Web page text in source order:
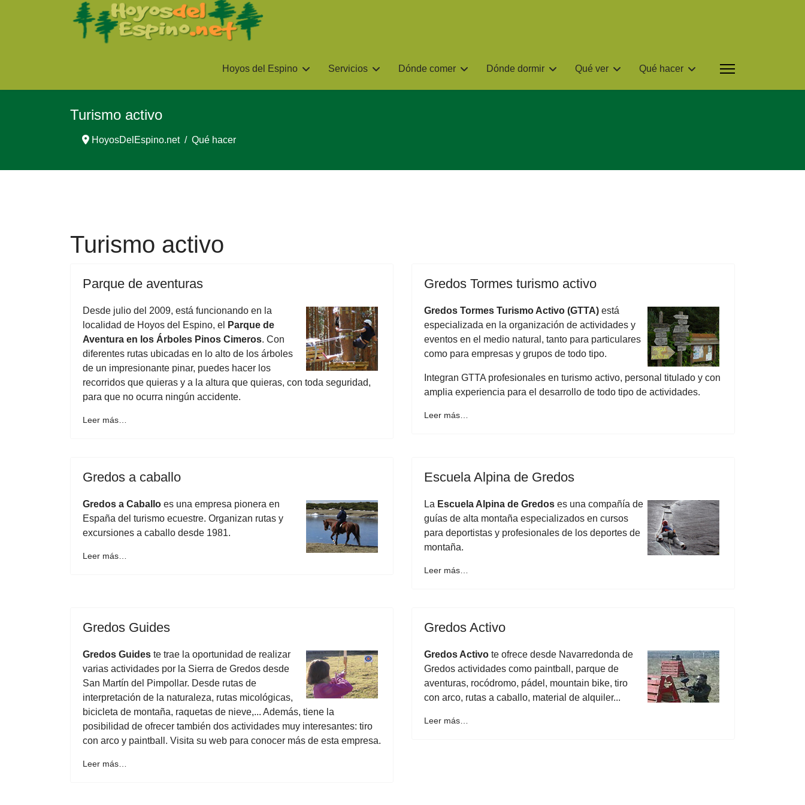
Hoyos del Espino Servicios Dónde comer Dónde dormir Qué ver Qué hacer
Turismo activo
HoyosDelEspino.net Qué hacer
Turismo activo
Parque de aventuras
Desde julio del 2009, está funcionando en la
localidad de Hoyos del Espino, el
Parque de
Aventura en los Árboles Pinos Cimeros. Con
diferentes rutas ubicadas en lo alto de los árboles
de un impresionante pinar, puedes hacer los
recorridos que quieras y a la altura que quieras, con toda seguridad,
para que no ocurra ningún accidente.
Leer más…
Gredos Tormes turismo activo
Gredos Tormes Turismo Activo (GTTA) está
especializada en la organización de actividades y
eventos en el medio natural, tanto para particulares
como para empresas y grupos de todo tipo.
Integran GTTA profesionales en turismo activo, personal titulado y con
amplia experiencia para el desarrollo de todo tipo de actividades.
Leer más…
Gredos a caballo
Gredos a Caballo es una empresa pionera en
España del turismo ecuestre. Organizan rutas y
excursiones a caballo desde 1981.
Leer más…
Escuela Alpina de Gredos
La Escuela Alpina de Gredos es una compañía de
guías de alta montaña especializados en cursos
para deportistas y profesionales de los deportes de
montaña.
Leer más…
Gredos Guides
Gredos Guides te trae la oportunidad de realizar
varias actividades por la Sierra de Gredos desde
San Martín del Pimpollar. Desde rutas de
interpretación de la naturaleza, rutas micológicas,
bicicleta de montaña, raquetas de nieve,... Además, tiene la
posibilidad de ofrecer también dos actividades muy interesantes: tiro
con arco y paintball. Visita su web para conocer más de esta empresa.
Leer más…
Gredos Activo
Gredos Activo te ofrece desde Navarredonda de
Gredos actividades como paintball, parque de
aventuras, rocódromo, pádel, mountain bike, tiro
con arco, rutas a caballo, material de alquiler...
Leer más…